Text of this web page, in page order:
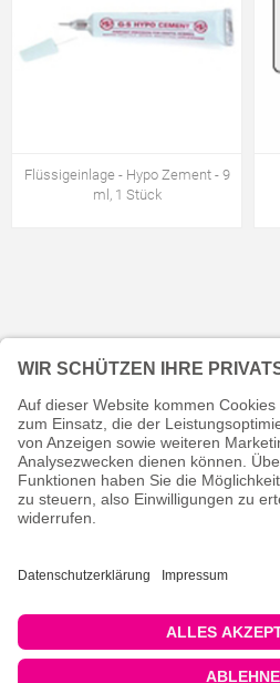
Flüssigeinlage - Hypo Zement - 9
ml, 1 Stück
KONTAKT
RECHTLICHES
INFORMATIVES
MEIN KONTO